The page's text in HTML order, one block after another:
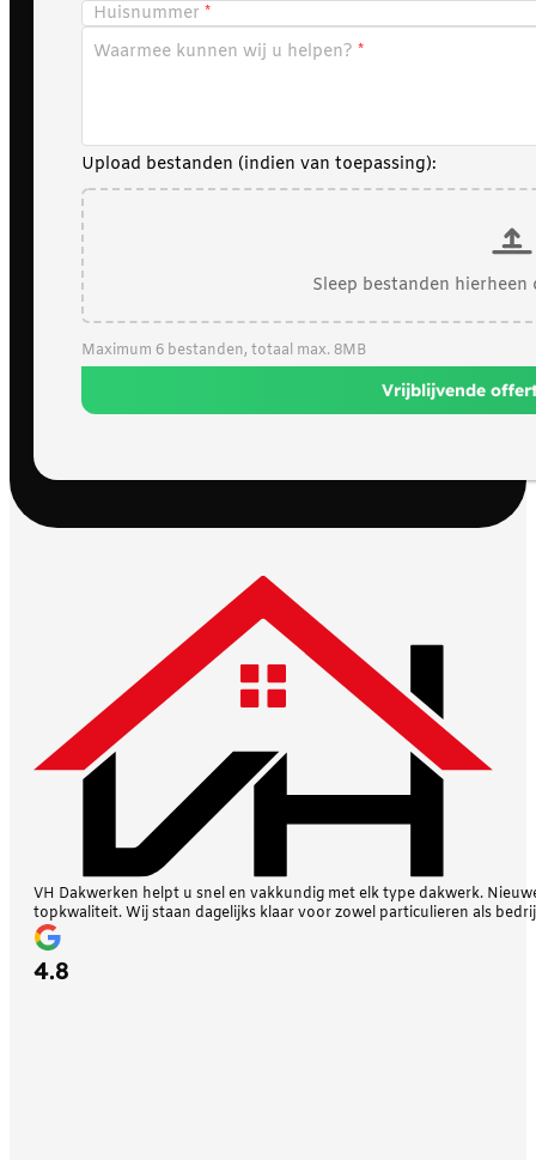
Huisnummer
Waarmee kunnen wij u helpen?
Upload bestanden (indien van toepassing):
Sleep bestanden
Maximum 6 bestanden, totaal max. 8MB
Vrijblijvende
VH Dakwerken helpt u snel en vakkundig met elk type dakwerk.
topkwaliteit. Wij staan dagelijks klaar voor zowel particulieren als
4.8